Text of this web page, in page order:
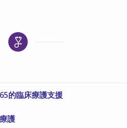
的臨床療護支援
護